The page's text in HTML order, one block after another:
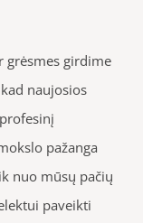
grėsmes girdime
naujosios
pažanga
nuo mūsų pačių
paveikti